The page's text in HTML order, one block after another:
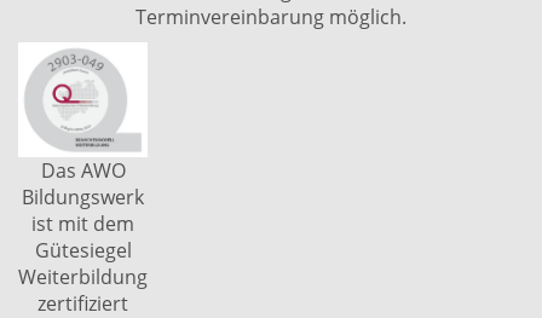
Terminvereinbarung möglich.
Das AWO
Bildungswerk
ist mit dem
Gütesiegel
Weiterbildung
zertifiziert